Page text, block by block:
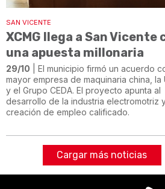
SAN VICENTE
XCMG llega a San Vicente
una apuesta millonaria
29/10 | El municipio firmó un acuerdo
mayor empresa de maquinaria china, la
y el Grupo CEDA. El proyecto apunta al
desarrollo de la industria electromotriz
creación de empleo calificado.
Cargar más noticias